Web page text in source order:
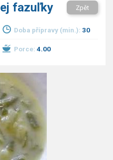
fazuľky Zpět
Doba přípravy (min.): 30
Porce: 4.00